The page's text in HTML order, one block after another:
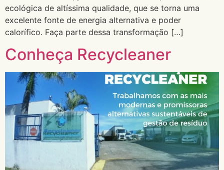
ecológica de altíssima qualidade, que se torna uma
excelente fonte de energia alternativa e poder
calorífico. Faça parte dessa transformação […]
Conheça Recycleaner